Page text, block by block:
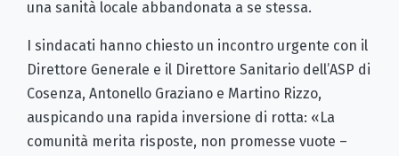
una sanità locale abbandonata a se stessa.
I sindacati hanno chiesto un incontro urgente con il
Direttore Generale e il Direttore Sanitario dell’ASP di
Cosenza, Antonello Graziano e Martino Rizzo,
auspicando una rapida inversione di rotta: «La
comunità merita risposte, non promesse vuote –